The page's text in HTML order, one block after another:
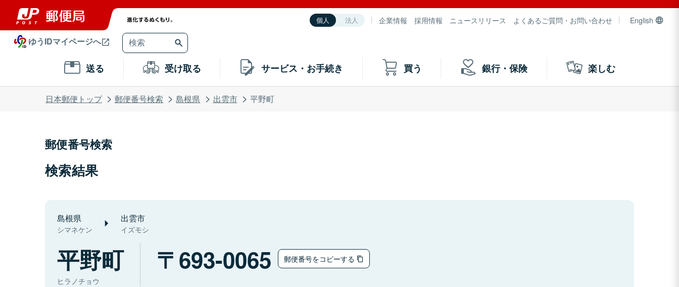
個人 法人 企業情報 採用情報 ニュースリリース よくあるご質問・お問い合わせ English
ゆうIDマイページへ
送る 受け取る サービス・お手続き 買う 銀行・保険 楽しむ
日本郵便トップ 郵便番号検索 島根県 出雲市 平野町
郵便番号検索
検索結果
島根県
シマネケン
出雲市
イズモシ
平野町
ヒラノチョウ
693-0065 郵便番号をコピーする